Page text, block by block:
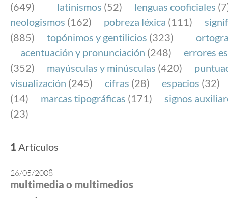
(649)
latinismos (52) lenguas cooficiales
neologismos (162) pobreza léxica (111)
(885)
topónimos y gentilicios (323)
acentuación y pronunciación (248)
errores
(352)
mayúsculas y minúsculas (420)
visualización (245) cifras (28) espacios (32)
(14)
marcas tipográficas (171)
signos
(23)
1 Artículos
26/05/2008
multimedia o multimedios